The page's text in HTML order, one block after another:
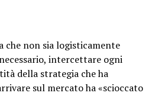
che non sia logisticamente
intercettare ogni
della strategia che ha
sul mercato ha «scioccato